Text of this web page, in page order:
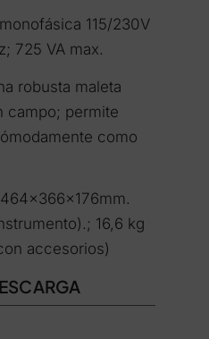
115/230V
725 VA max.
robusta maleta
campo; permite
como
16,6 kg
accesorios)